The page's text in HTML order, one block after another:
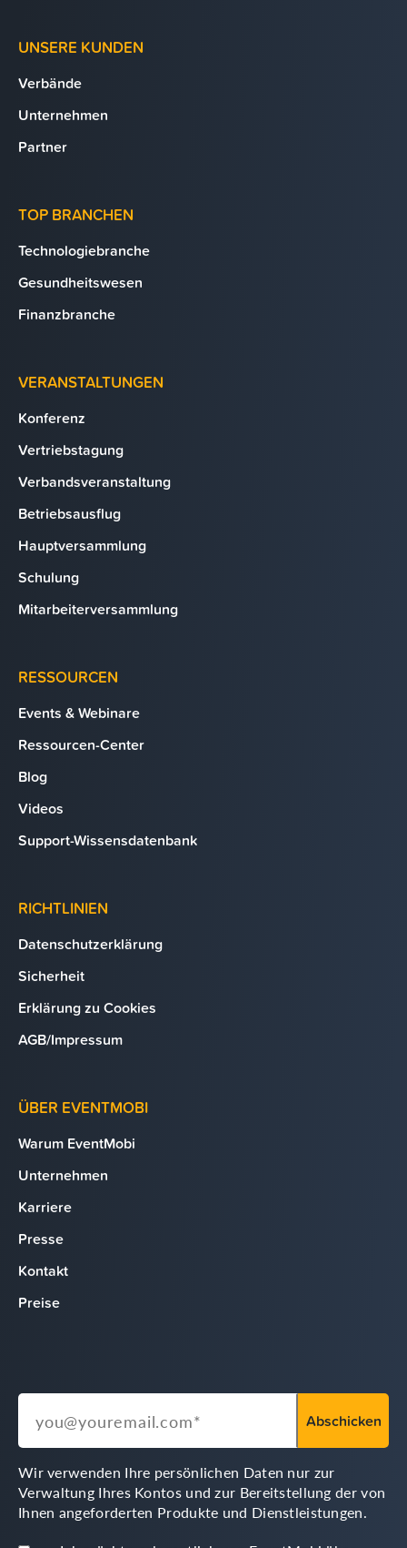
UNSERE KUNDEN
Verbände
Unternehmen
Partner
TOP BRANCHEN
Technologiebranche
Gesundheitswesen
Finanzbranche
VERANSTALTUNGEN
Konferenz
Vertriebstagung
Verbandsveranstaltung
Betriebsausflug
Hauptversammlung
Schulung
Mitarbeiterversammlung
RESSOURCEN
Events & Webinare
Ressourcen-Center
Blog
Videos
Support-Wissensdatenbank
RICHTLINIEN
Datenschutzerklärung
Sicherheit
Erklärung zu Cookies
AGB/Impressum
ÜBER EVENTMOBI
Warum EventMobi
Unternehmen
Karriere
Presse
Kontakt
Preise
Wir verwenden Ihre persönlichen Daten nur zur
Verwaltung Ihres Kontos und zur Bereitstellung der von
Ihnen angeforderten Produkte und Dienstleistungen.